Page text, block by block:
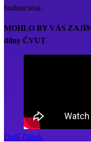
budoucnost.
MOHLO BY VÁS
dílny ČVUT
Další článek